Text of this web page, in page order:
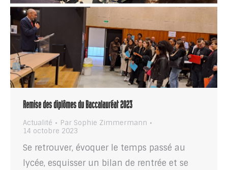
Remise des diplômes du Baccalauréat 2023
Actualité Par Sophie Zimmermann
14 octobre 2023
Se retrouver, évoquer le temps passé au
lycée, esquisser un bilan de rentrée et se